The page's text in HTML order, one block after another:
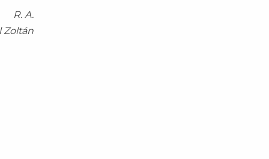
R. A.
Zoltán